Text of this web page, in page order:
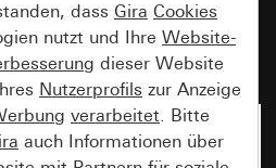
10 A 250 V~
mit N-Klemme
dass Gira Cookies
nutzt und Ihre Website-
dieser Website
Nutzerprofils zur Anzeige
verarbeitet. Bitte
auch Informationen über